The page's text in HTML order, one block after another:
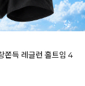
쫀득 레글런 홀트임 4